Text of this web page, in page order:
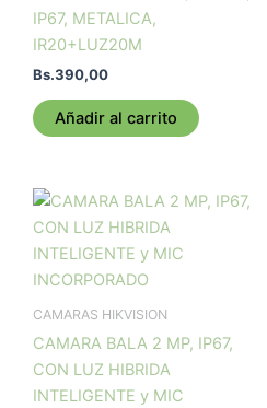
IP67, METALICA,
IR20+LUZ20M
Bs.390,00
Añadir al carrito
CAMARAS HIKVISION
CAMARA BALA 2 MP, IP67,
CON LUZ HIBRIDA
INTELIGENTE y MIC